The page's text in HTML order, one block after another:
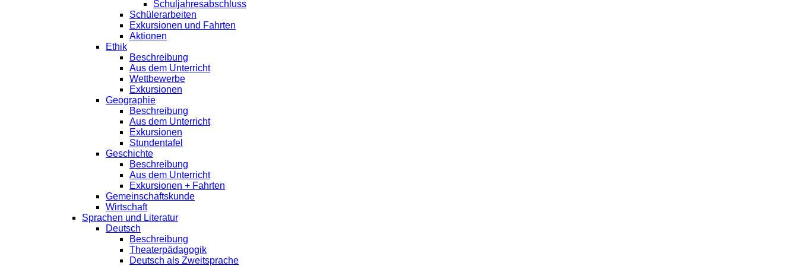
Schuljahresabschluss
Schülerarbeiten
Exkursionen und Fahrten
Aktionen
Ethik
Beschreibung
Aus dem Unterricht
Wettbewerbe
Exkursionen
Geographie
Beschreibung
Aus dem Unterricht
Exkursionen
Stundentafel
Geschichte
Beschreibung
Aus dem Unterricht
Exkursionen + Fahrten
Gemeinschaftskunde
Wirtschaft
Sprachen und Literatur
Deutsch
Beschreibung
Theaterpädagogik
Deutsch als Zweitsprache